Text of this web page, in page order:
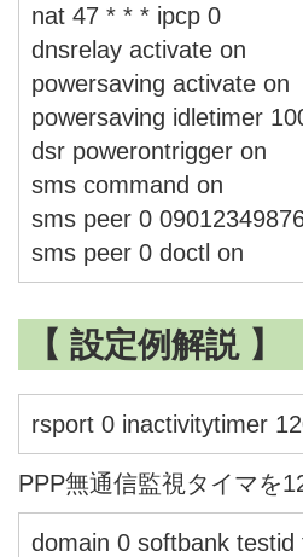
nat 47 * * * ipcp 0
dnsrelay activate on
powersaving activate on
powersaving idletimer
dsr powerontrigger on
sms command on
sms peer 0
sms peer 0 doctl on
【 設定例解説 】
rsport 0 inactivitytimer
PPP無通信監視タイマを
domain 0 softbank